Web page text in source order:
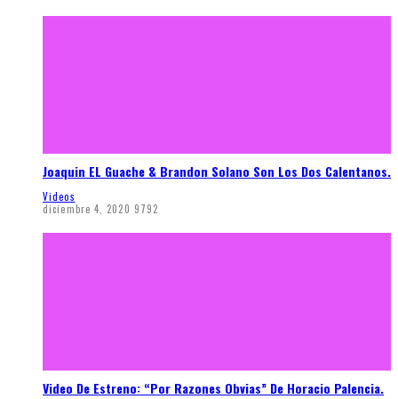
Joaquin EL Guache & Brandon Solano Son Los Dos Calentanos.
Videos
diciembre 4, 2020 9792
Video De Estreno: “Por Razones Obvias” De Horacio Palencia.